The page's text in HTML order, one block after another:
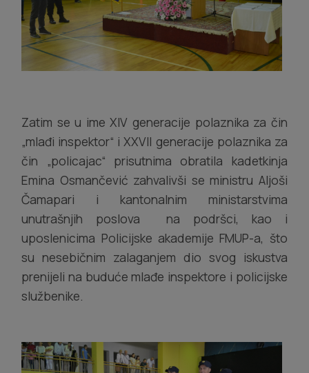
Zatim se u ime XIV generacije polaznika za čin
„mlađi inspektor“ i XXVII generacije polaznika za
čin „policajac“ prisutnima obratila kadetkinja
Emina Osmančević zahvalivši se ministru Aljoši
Čamapari i kantonalnim ministarstvima
unutrašnjih poslova na podršci, kao i
uposlenicima Policijske akademije FMUP-a, što
su nesebičnim zalaganjem dio svog iskustva
prenijeli na buduće mlađe inspektore i policijske
službenike.